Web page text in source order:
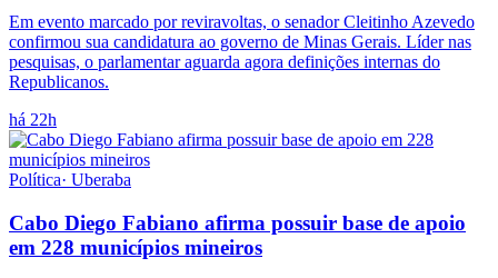
Em evento marcado por reviravoltas, o senador Cleitinho Azevedo
confirmou sua candidatura ao governo de Minas Gerais. Líder nas
pesquisas, o parlamentar aguarda agora definições internas do
Republicanos.
há 22h
Política· Uberaba
Cabo Diego Fabiano afirma possuir base de apoio
em 228 municípios mineiros